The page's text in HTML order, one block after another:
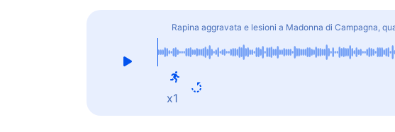
Rapina aggravata e lesioni a Madonna di Campagna,
x1